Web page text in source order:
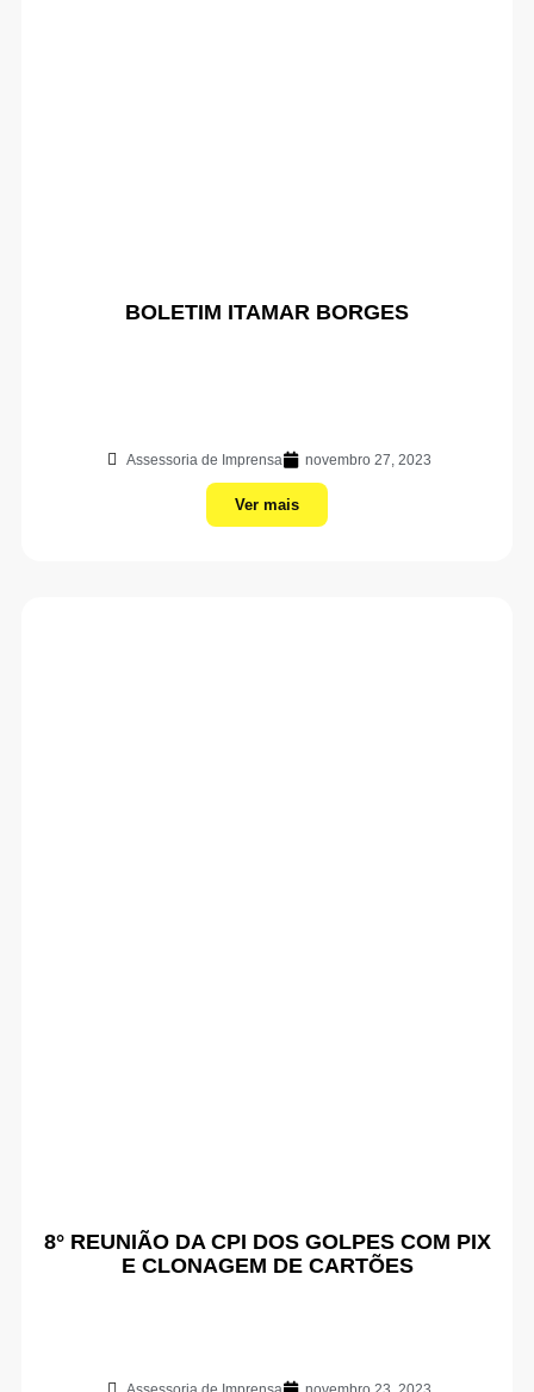
BOLETIM ITAMAR BORGES
Assessoria de Imprensa novembro 27, 2023
Ver mais
8° REUNIÃO DA CPI DOS GOLPES COM PIX
E CLONAGEM DE CARTÕES